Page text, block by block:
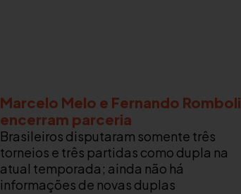
Marcelo Melo e Fernando Romboli
encerram parceria
Brasileiros disputaram somente três
torneios e três partidas como dupla na
atual temporada; ainda não há
informações de novas duplas